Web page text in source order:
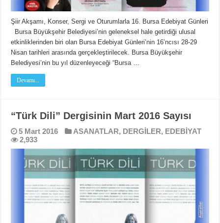
Şiir Akşamı, Konser, Sergi ve Oturumlarla 16. Bursa Edebiyat Günleri
Bursa Büyükşehir Belediyesi’nin geleneksel hale getirdiği ulusal
etkinliklerinden biri olan Bursa Edebiyat Günleri’nin 16’ncısı 28-29
Nisan tarihleri arasında gerçekleştirilecek. Bursa Büyükşehir
Belediyesi’nin bu yıl düzenleyeceği “Bursa …
Devamı...
“Türk Dili” Dergisinin Mart 2016 Sayısı
5 Mart 2016 ASANATLAR, DERGİLER, EDEBİYAT
2,933